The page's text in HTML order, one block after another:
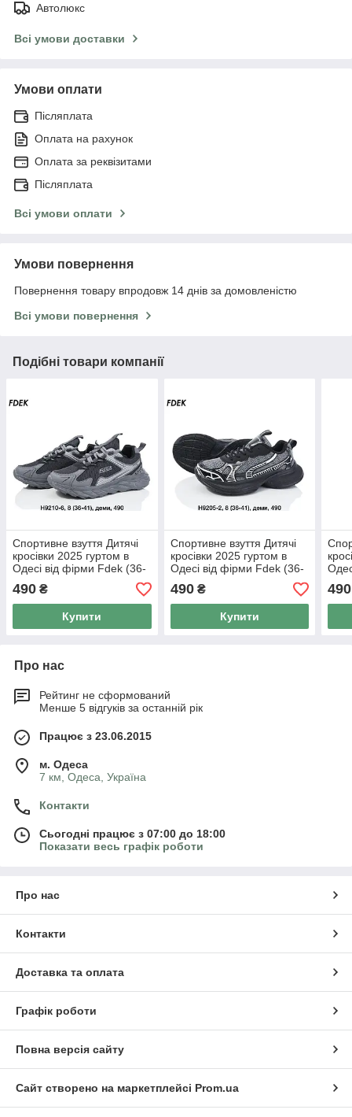
Автолюкс
Всі умови доставки
Умови оплати
Післяплата
Оплата на рахунок
Оплата за реквізитами
Післяплата
Всі умови оплати
Умови повернення
Повернення товару впродовж 14 днів за домовленістю
Всі умови повернення
Подібні товари компанії
Спортивне взуття Дитячі
кросівки 2025 гуртом в
Одесі від фірми Fdek (36-
41)
490 ₴
Купити
Спортивне взуття Дитячі
кросівки 2025 гуртом в
Одесі від фірми Fdek (36-
41)
490₴
Купити
41)
490
Про нас
Рейтинг не сформований
Менше 5 відгуків за останній рік
Працює з 23.06.2015
м. Одеса
7 км, Одеса, Україна
Контакти
Сьогодні працює з 07:00 до 18:00
Показати весь графік роботи
Про нас
Контакти
Доставка та оплата
Графік роботи
Повна версія сайту
Сайт створено на маркетплейсі Prom.ua